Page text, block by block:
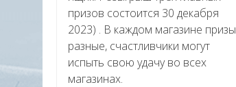
призов состоится 30 декабря
2023) . В каждом магазине призы
разные, счастливчики могут
испыть свою удачу во всех
магазинах.